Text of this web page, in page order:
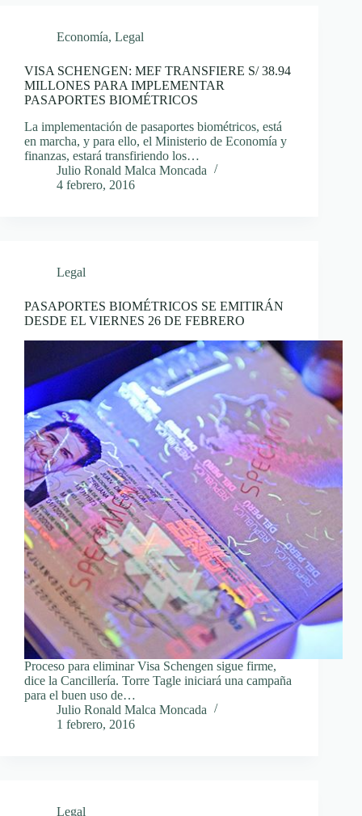
Economía, Legal
VISA SCHENGEN: MEF TRANSFIERE S/ 38.94
MILLONES PARA IMPLEMENTAR
PASAPORTES BIOMÉTRICOS
La implementación de pasaportes biométricos, está
en marcha, y para ello, el Ministerio de Economía y
finanzas, estará transfiriendo los…
Julio Ronald Malca Moncada
4 febrero, 2016
Legal
PASAPORTES BIOMÉTRICOS SE EMITIRÁN
DESDE EL VIERNES 26 DE FEBRERO
Proceso para eliminar Visa Schengen sigue firme,
dice la Cancillería. Torre Tagle iniciará una campaña
para el buen uso de…
Julio Ronald Malca Moncada
1 febrero, 2016
Legal